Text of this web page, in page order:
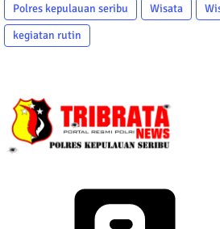
Polres kepulauan seribu
Wisata
kegiatan rutin